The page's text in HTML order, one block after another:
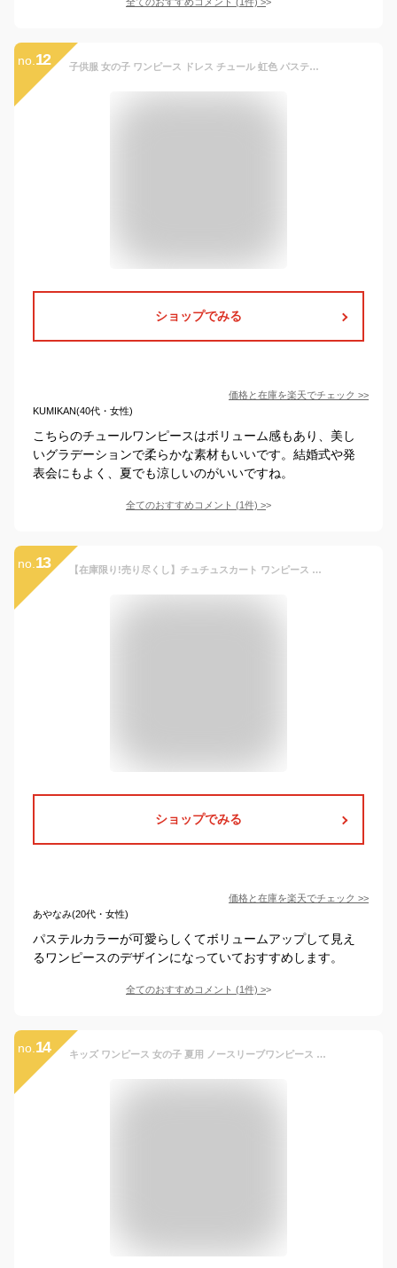
no. 12 子供服 女の子 ワンピース ドレス チュール 虹色 パステル グラデーション 発表会 結婚式 誕生日 パーティー フォーマル プリンセス キッズ ジュニア ベビー ノースリーブ 夏 チュチュ おしゃれ かわいい 記念撮影 七五三 記念日 ギフト 柔らかい 涼しい
ショップでみる
価格と在庫を楽天でチェック >>
KUMIKAN(40代・女性)
こちらのチュールワンピースはボリューム感もあり、美し
いグラデーションで柔らかな素材もいいです。結婚式や発
表会にもよく、夏でも涼しいのがいいですね。
全てのおすすめコメント (1件) >
no. 13 【在庫限り!売り尽くし】チュチュスカート ワンピース コスプレ 女の子 子供 ドレス チュチュワンピース キッズ プレゼント 衣装コスチューム パニエ ボリューム チュール ダンス プリンセス 誕生日 ピアノ発表会 子供服 白 ピンク ベビー ふわふわ 半袖 コットン 綿
ショップでみる
価格と在庫を楽天でチェック >>
あやなみ(20代・女性)
パステルカラーが可愛らしくてボリュームアップして見え
るワンピースのデザインになっていておすすめします。
全てのおすすめコメント (1件) >
no. 14 キッズ ワンピース 女の子 夏用 ノースリーブワンピース グラデーションドレス プリンセス風 Aライン 中長丈 ドレープ感 上品 涼感 カジュアル ガールズワンピース お出かけ 発表会 高学年 小学生 中学生 可愛い 無地 ピンク ブルー 120cm 130cm 140cm 150cm 160cm 170cm